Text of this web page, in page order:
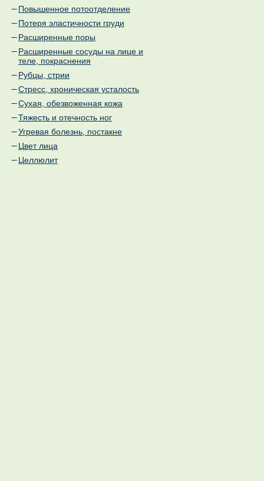
Повышенное потоотделение
Потеря эластичности груди
Расширенные поры
Расширенные сосуды на лице и
теле, покраснения
Рубцы, стрии
Стресс, хроническая усталость
Сухая, обезвоженная кожа
Тяжесть и отечность ног
Угревая болезнь, постакне
Цвет лица
Целлюлит